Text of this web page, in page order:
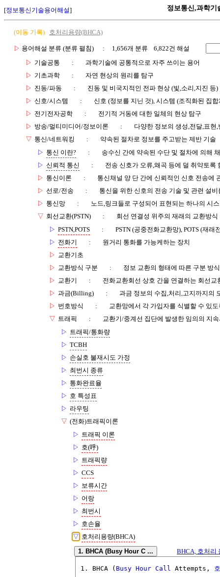
[정보통신기술용어해설] 정보통신,과학기
(이동 기록) 호처리용량(BHCA)
▷ 용어해설 분류 (분류 펼침)
: 1,656개 분류 6,822건 해설
▷ 기술공통 :
과학기술에 공통적으로 자주 쓰이는 용어
▷ 기초과학 :
자연 현상의 원리를 탐구
▷ 진동/파동 :
진동 및 비국지적인 전파 현상 (빛,소리,지진 등)
▷ 신호/시스템 :
신호 (정보를 지닌 것), 시스템 (조직화된 집합
▷ 전기전자공학 :
전기적 거동에 대한 일체의 현상 탐구
▷ 방송/멀티미디어/정보이론 :
다양한 정보의 생성,전달,표현
▽ 통신/네트워킹 :
약속된 절차로 정보를 주고받는 제반 기술
▷ 통신 이란? :
송수신 간에 약속된 수단 및 절차에 의해
▷ 신뢰적 통신 :
전송 신호가 오류,왜곡 등에 덜 취약토록
▷ 통신이론 :
통신채널 양 단 간에 신뢰적인 신호 전송에
▷ 선로/전송 :
통신을 위한 신호의 전송 기술 및 관련 설비
▷ 통신망 :
노드,링크들로 구성되어 표현되는 하나의 시
▽ 회선교환(PSTN) :
회선 연결성 위주의 재래의 교환방식
▷ PSTN,POTS :
PSTN (공중전화교환망), POTS (재래
▷ 전화기 :
원거리 통화를 가능케하는 장치
▷ 교환기초
▷ 교환방식 구분 :
정보 교환의 형태에 따른 구분 방식
▷ 교환기 :
전화교환회선 상호 간을 연결하는 회선교
▷ 과금(Billing) :
과금 정보의 수집,처리,고지까지의
▷ 번호방식 :
교환망에서 각 가입자를 식별할 수 있
▽ 트래픽 :
교환기/중계선 집단에 발생한 임의의 지
▷ 트래픽/통화량
▷ TCBH
▷ 손실호 불재시도 가정
▷ 최번시 종류
▷ 통화완료율
▷ 호 특성표
▷ 라우팅
▽ (전화)트래픽이론
▷ 트래픽 이론
▷ 호(呼)
▷ 트래픽량
▷ CCS
▷ 보류시간
▷ 어랑
▷ 최번시
▷ 호손율
▽ 호처리용량(BHCA)
1. BHCA (Busy Hour C ...
BHCA, 호처리
1. BHCA ( Busy Hour Call Attempts,